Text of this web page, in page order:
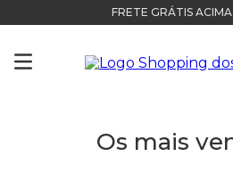
FRETE GRÁTIS
Os mais